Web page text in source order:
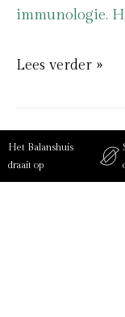
immunologie.
Lees verder »
Het Balanshuis
draait op